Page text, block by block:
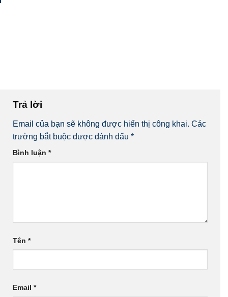
Trả lời
Email của bạn sẽ không được hiển thị công khai. Các
trường bắt buộc được đánh dấu *
Bình luận *
Tên *
Email *